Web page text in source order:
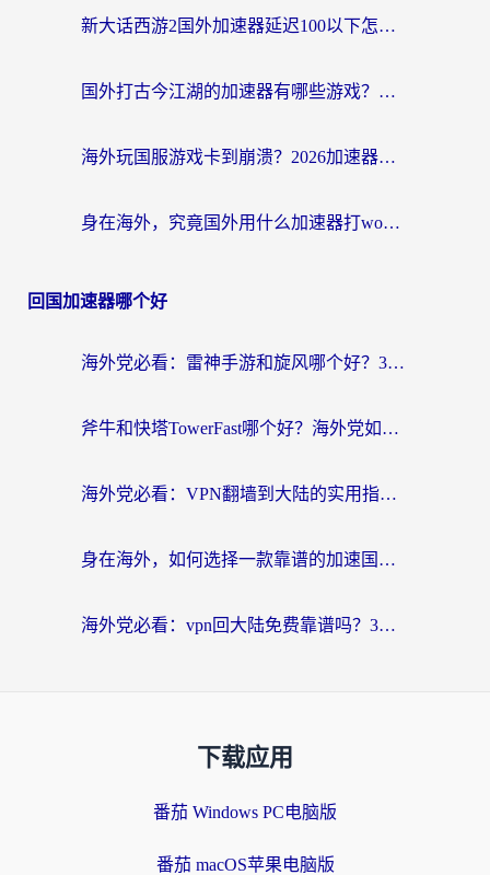
新大话西游2国外加速器延迟100以下怎么办？海外党实测有效的低延迟指南
国外打古今江湖的加速器有哪些游戏？一个海外玩家的终极选择指南
海外玩国服游戏卡到崩溃？2026加速器免费推荐+实用指南（亲测有效）
身在海外，究竟国外用什么加速器打wow好？
回国加速器哪个好
海外党必看：雷神手游和旋风哪个好？3分钟选对回国加速器，无缝刷国内剧玩游戏
斧牛和快塔TowerFast哪个好？海外党如何选对回国加速器
海外党必看：VPN翻墙到大陆的实用指南——从看CCTV5到选加速器，一篇全搞定
身在海外，如何选择一款靠谱的加速国内网络的加速器？
海外党必看：vpn回大陆免费靠谱吗？3步选对加速器实现无缝刷国内资源
下载应用
番茄 Windows PC电脑版
番茄 macOS苹果电脑版